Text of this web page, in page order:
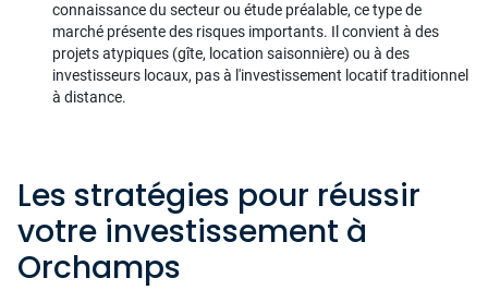
connaissance du secteur ou étude préalable, ce type de
marché présente des risques importants. Il convient à des
projets atypiques (gîte, location saisonnière) ou à des
investisseurs locaux, pas à l'investissement locatif traditionnel
à distance.
Les stratégies pour réussir
votre investissement à
Orchamps